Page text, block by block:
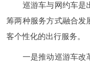
巡游车与网约车是出
筹两种服务方式融合发
客个性化的出行服务。
一是推动巡游车改革